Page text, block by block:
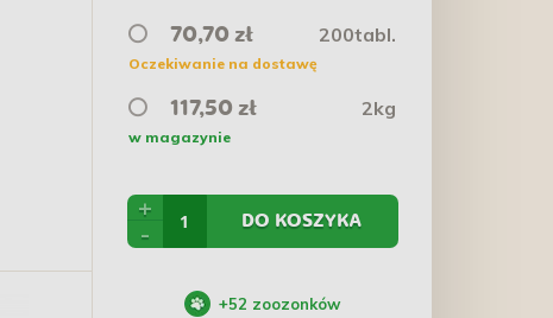
70,70 zł 200tabl.
Oczekiwanie na dostawę
117,50 zł 2kg
w magazynie
+
-
DO KOSZYKA
+52 zoozonków